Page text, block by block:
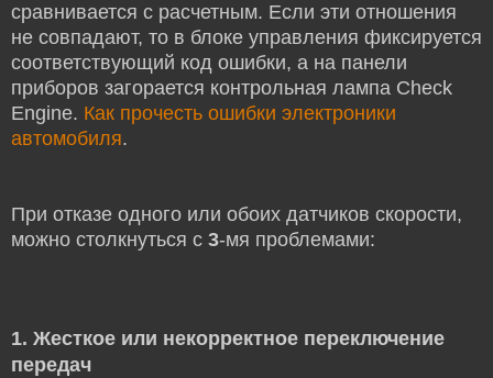
сравнивается с расчетным. Если эти отношения
не совпадают, то в блоке управления фиксируется
соответствующий код ошибки, а на панели
приборов загорается контрольная лампа Check
Engine. Как прочесть ошибки электроники
автомобиля.
При отказе одного или обоих датчиков скорости,
можно столкнуться с 3-мя проблемами:
1. Жесткое или некорректное переключение
передач